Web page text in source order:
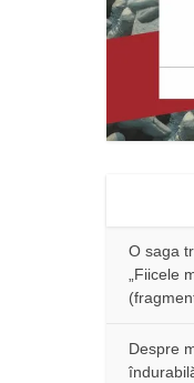
O saga
„Fiicele
Despre